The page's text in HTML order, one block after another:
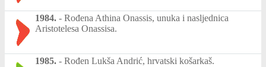
1984. - Rođena Athina Onassis, unuka i nasljednica
Aristotelesa Onassisa.
1985. - Rođen Lukša Andrić, hrvatski košarkaš.